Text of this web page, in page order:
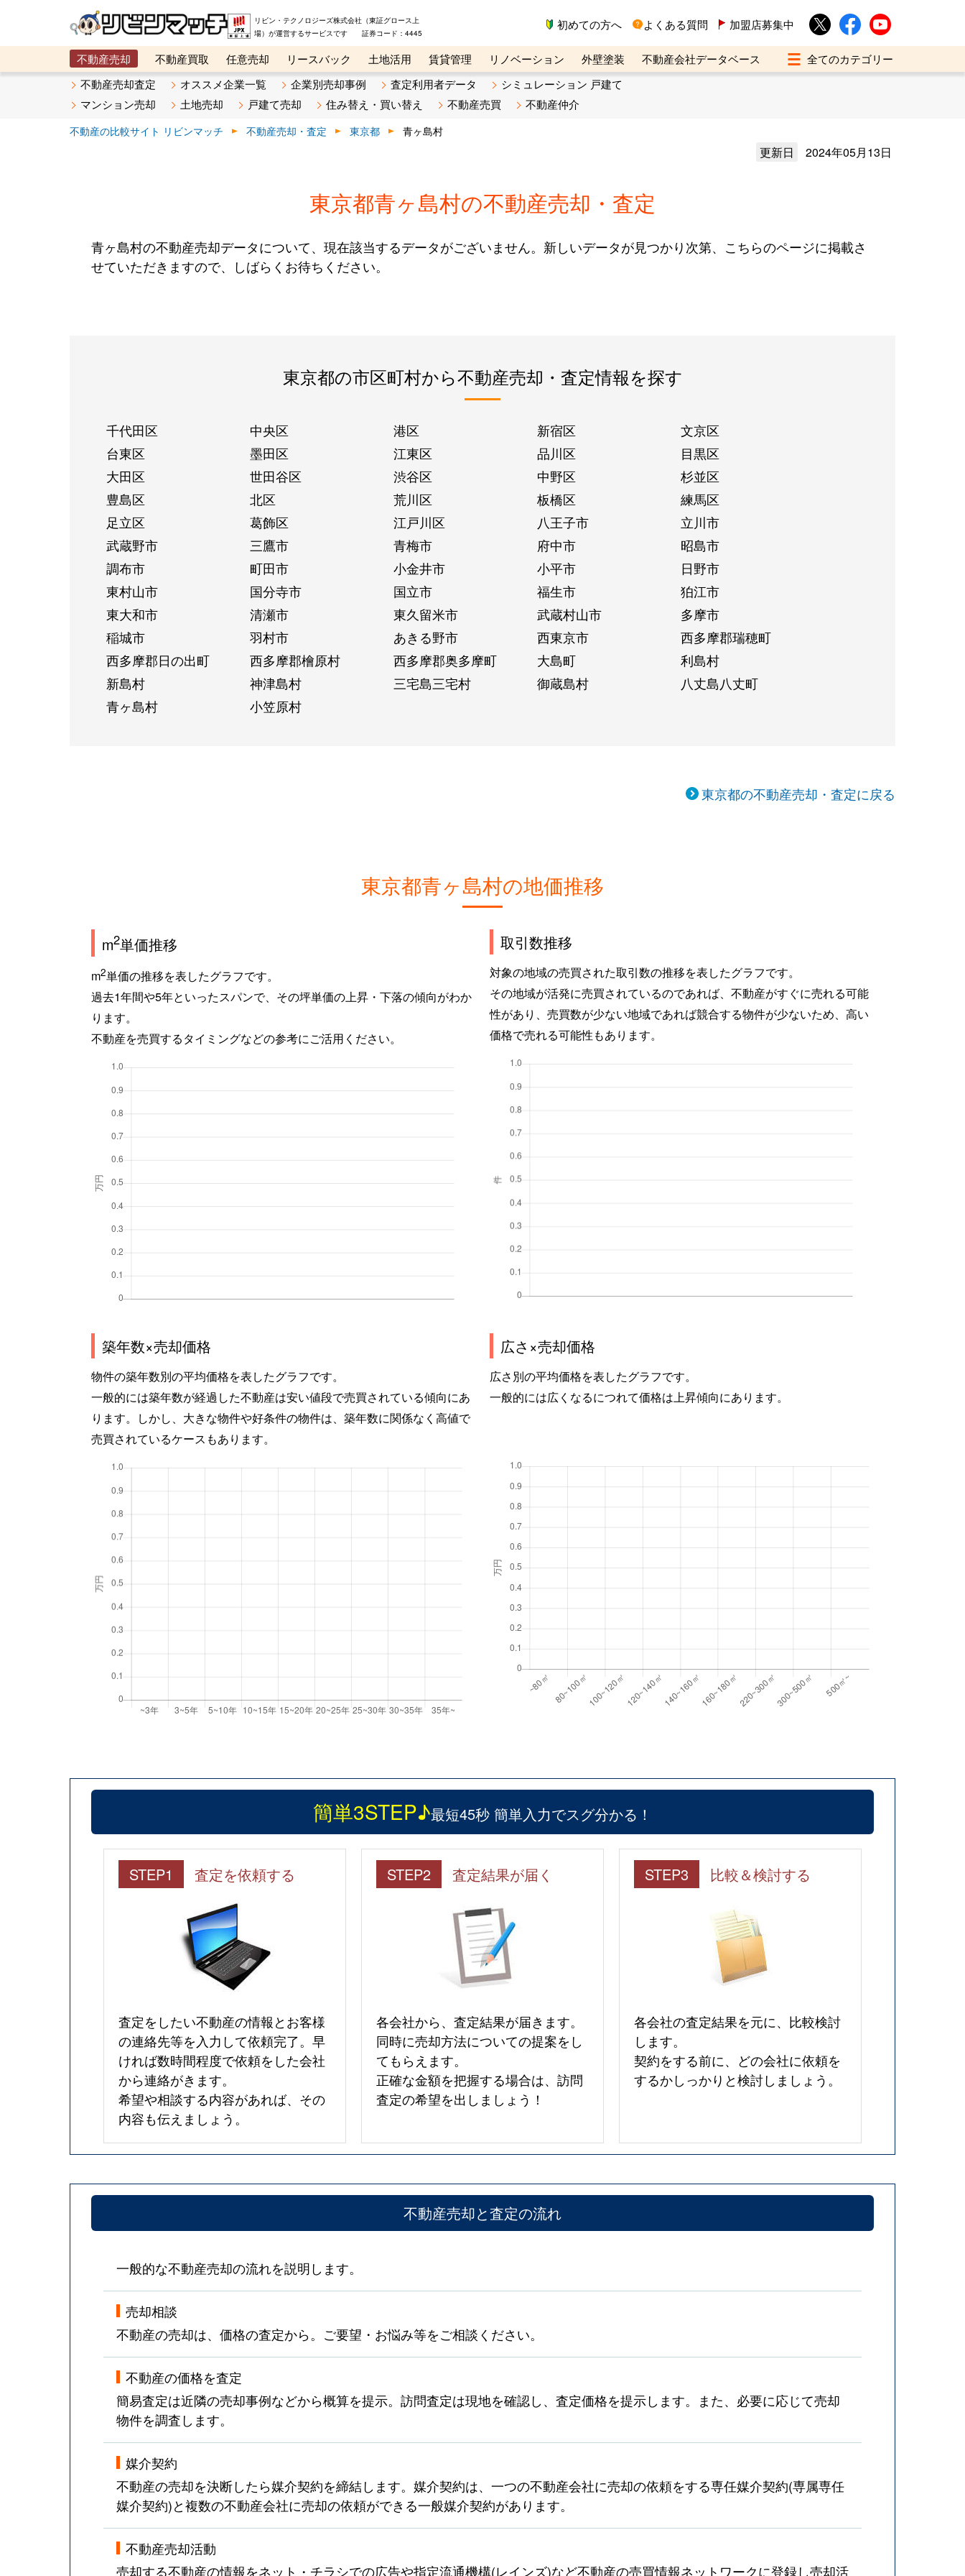
リビン・テクノロジーズ株式会社（東証グロース上
場）が運営するサービスです 証券コード：4445
初めての方へ よくある質問 加盟店募集中
不動産売却 不動産買取 任意売却 リースバック 土地活用 賃貸管理 リノベーション 外壁塗装
不動産会社データベース
メタ住宅展示場
ベスト不動産カンパニー オンライン講座 リビンマガジンBiz 不動産売却ご相談デスク
不動産売却査定 オススメ企業一覧 企業別売却事例 査定利用者データ
シミュレーション 戸建て
マンション売却
土地売却 戸建て売却 住み替え・買い替え 不動産売買 不動産仲介
不動産の比較サイト リビンマッチ 不動産売却・査定 東京都 青ヶ島村
更新日 2024年05月13日
東京都青ヶ島村の不動産売却・査定
青ヶ島村の不動産売却データについて、現在該当するデータがございません。新しいデータが見つかり次第、こちらのページに掲載さ
せていただきますので、しばらくお待ちください。
東京都の市区町村から不動産売却・査定情報を探す
千代田区 中央区 港区 新宿区
文京区
台東区
墨田区 江東区 品川区
目黒区
大田区
世田谷区 渋谷区 中野区
杉並区
豊島区
北区 荒川区 板橋区
練馬区
足立区
葛飾区 江戸川区 八王子市
立川市
武蔵野市
三鷹市 青梅市 府中市
昭島市
調布市
町田市 小金井市 小平市
日野市
東村山市
国分寺市 国立市 福生市
狛江市
東大和市
清瀬市 東久留米市 武蔵村山市
多摩市
稲城市
羽村市 あきる野市 西東京市
西多摩郡瑞穂町
西多摩郡日の出町
西多摩郡檜原村 西多摩郡奥多摩町 大島町
利島村
新島村
神津島村 三宅島三宅村 御蔵島村
八丈島八丈町
青ヶ島村
小笠原村
東京都の不動産売却・査定に戻る
東京都青ヶ島村の地価推移
m2単価推移
m2単価の推移を表したグラフです。
過去1年間や5年といったスパンで、その坪単価の上昇・下落の傾向がわか
ります。
不動産を売買するタイミングなどの参考にご活用ください。
取引数推移
対象の地域の売買された取引数の推移を表したグラフです。
その地域が活発に売買されているのであれば、不動産がすぐに売れる可能
性があり、売買数が少ない地域であれば競合する物件が少ないため、高い
価格で売れる可能性もあります。
築年数×売却価格
物件の築年数別の平均価格を表したグラフです。
一般的には築年数が経過した不動産は安い値段で売買されている傾向にあ
ります。しかし、大きな物件や好条件の物件は、築年数に関係なく高値で
売買されているケースもあります。
広さ×売却価格
広さ別の平均価格を表したグラフです。
一般的には広くなるにつれて価格は上昇傾向にあります。
簡単3STEP♪最短45秒 簡単入力でスグ分かる！
STEP1 査定を依頼する
査定をしたい不動産の情報とお客様
の連絡先等を入力して依頼完了。早
ければ数時間程度で依頼をした会社
から連絡がきます。
希望や相談する内容があれば、その
内容も伝えましょう。
STEP2 査定結果が届く
各会社から、査定結果が届きます。
同時に売却方法についての提案をし
てもらえます。
正確な金額を把握する場合は、訪問
査定の希望を出しましょう！
STEP3 比較＆検討する
各会社の査定結果を元に、比較検討
します。
契約をする前に、どの会社に依頼を
するかしっかりと検討しましょう。
不動産売却と査定の流れ
一般的な不動産売却の流れを説明します。
売却相談
不動産の売却は、価格の査定から。ご要望・お悩み等をご相談ください。
不動産の価格を査定
簡易査定は近隣の売却事例などから概算を提示。訪問査定は現地を確認し、査定価格を提示します。また、必要に応じて売却
物件を調査します。
媒介契約
不動産の売却を決断したら媒介契約を締結します。媒介契約は、一つの不動産会社に売却の依頼をする専任媒介契約(専属専任
媒介契約)と複数の不動産会社に売却の依頼ができる一般媒介契約があります。
不動産売却活動
売却する不動産の情報をネット・チラシでの広告や指定流通機構(レインズ)など不動産の売買情報ネットワークに登録し売却活